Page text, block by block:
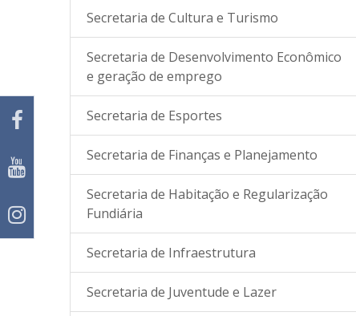
Secretaria de Cultura e Turismo
Secretaria de Desenvolvimento Econômico
e geração de emprego
Secretaria de Esportes
Secretaria de Finanças e Planejamento
Secretaria de Habitação e Regularização
Fundiária
Secretaria de Infraestrutura
Secretaria de Juventude e Lazer